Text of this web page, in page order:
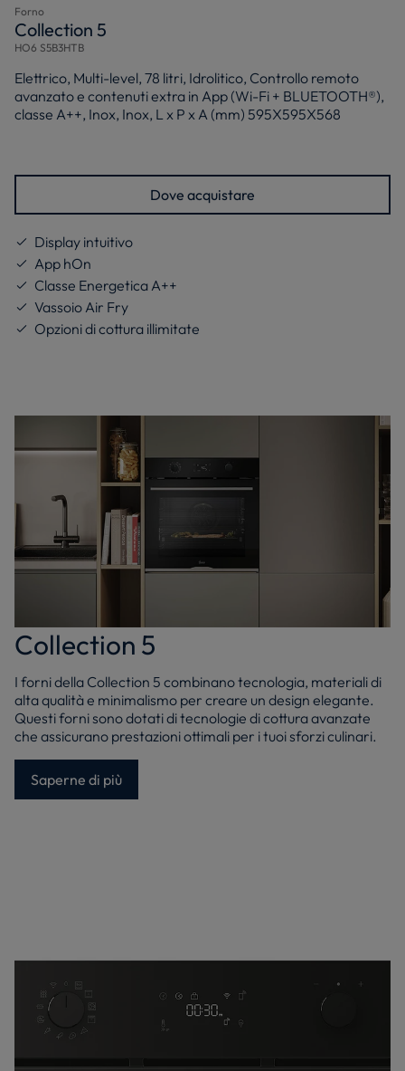
Forno
Collection 5
HO6 S5B3HTB
Elettrico, Multi-level, 78 litri, Idrolitico, Controllo remoto
avanzato e contenuti extra in App (Wi-Fi + BLUETOOTH®),
classe A++, Inox, Inox, L x P x A (mm) 595X595X568
Dove acquistare
Display intuitivo
App hOn
Classe Energetica A++
Vassoio Air Fry
Opzioni di cottura illimitate
Collection 5
I forni della Collection 5 combinano tecnologia, materiali di
alta qualità e minimalismo per creare un design elegante.
Questi forni sono dotati di tecnologie di cottura avanzate
che assicurano prestazioni ottimali per i tuoi sforzi culinari.
Saperne di più